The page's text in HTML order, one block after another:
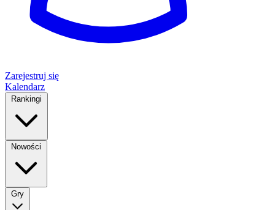
Zarejestruj się
Kalendarz
Rankingi
Nowości
Gry